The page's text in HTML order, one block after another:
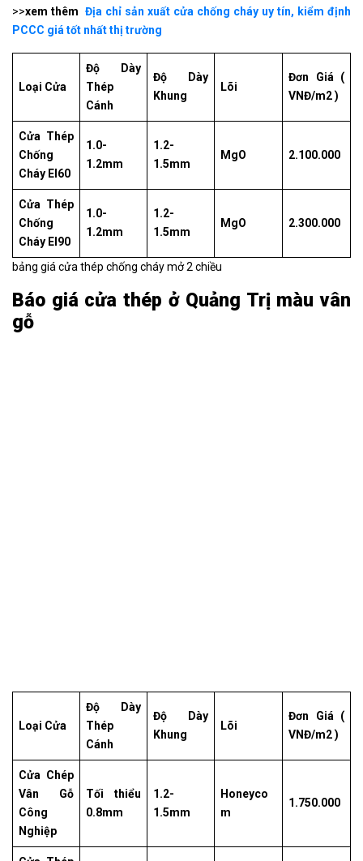
>>xem thêm Địa chỉ sản xuất cửa chống cháy uy tín, kiểm định
PCCC giá tốt nhất thị trường
Loại Cửa
Độ Dày
Thép
Cánh
Độ Dày
Khung
Lõi
Đơn Giá (
VNĐ/m2 )
Cửa Thép
Chống
Cháy EI60
1.0-
1.2mm
1.2-
1.5mm
MgO 2.100.000
Cửa Thép
Chống
Cháy EI90
1.0-
1.2mm
1.2-
1.5mm
MgO 2.300.000
bảng giá cửa thép chống cháy mở 2 chiều
Báo giá cửa thép ở Quảng Trị màu vân
gỗ
Loại Cửa
Độ Dày
Thép
Cánh
Độ Dày
Khung
Lõi
Đơn Giá (
VNĐ/m2 )
Cửa Chép
Vân Gỗ
Công
Nghiệp
Tối thiểu
0.8mm
1.2-
1.5mm
Honeyco
m
1.750.000